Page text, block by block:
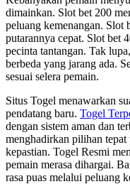
dimainkan. Slot bet 200
peluang kemenangan. Slot
putarannya cepat. Slot bet
pecinta tantangan. Tak
berbeda yang jarang ada.
sesuai selera pemain.
Situs Togel menawarkan
pendatang baru. Togel
dengan sistem aman dan
menghadirkan pilihan
kepastian. Togel Resmi
pemain merasa dihargai.
rasa puas melalui peluang